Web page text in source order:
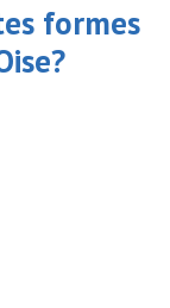
formes